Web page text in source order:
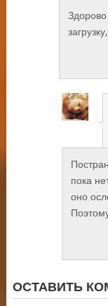
пока
оно
ОСТАВИТЬ